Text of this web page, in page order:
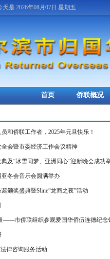
是 2026年08月07日 星期五
首页 侨联概况
和侨联工作者，2025年元旦快乐！
会暨市委经济工作会议精神
及“冰雪同梦、亚洲同心”迎新晚会成功
冬会音乐会圆满举办
颁奖盛典暨Sline“龙商之夜”活动
——市侨联组织参观爱国华侨伍连德纪念
律咨询服务活动